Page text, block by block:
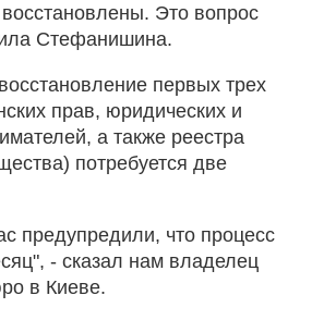
Это вопрос
Стефанишина.
первых трех
прав, юридических и
а также реестра
потребуется две
предупредили, что процесс
- сказал нам владелец
в Киеве.